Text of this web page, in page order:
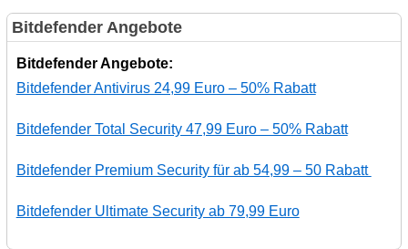
Bitdefender Angebote
Bitdefender Angebote:
Bitdefender Antivirus 24,99 Euro – 50% Rabatt
Bitdefender Total Security 47,99 Euro – 50% Rabatt
Bitdefender Premium Security für ab 54,99 – 50 Rabatt
Bitdefender Ultimate Security ab 79,99 Euro